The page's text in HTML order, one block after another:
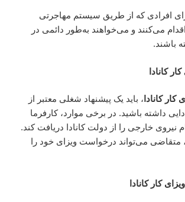
افرادی که از طریق سیستم مهاجرتی
اقدام می‌کنند و می‌خواهند به‌طور دائمی در
باشند.
کانادا
کار کانادا ، باید یک پیشنهاد شغلی معتبر از
داشته باشید. در برخی موارد، کارفرما
نیروی خارجی را از دولت کانادا دریافت کند.
متقاضی می‌تواند درخواست ویزای خود را
کار کانادا